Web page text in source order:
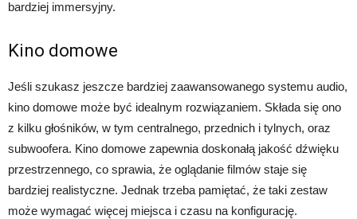
bardziej immersyjny.
Kino domowe
Jeśli szukasz jeszcze bardziej zaawansowanego systemu audio,
kino domowe może być idealnym rozwiązaniem. Składa się ono
z kilku głośników, w tym centralnego, przednich i tylnych, oraz
subwoofera. Kino domowe zapewnia doskonałą jakość dźwięku
przestrzennego, co sprawia, że oglądanie filmów staje się
bardziej realistyczne. Jednak trzeba pamiętać, że taki zestaw
może wymagać więcej miejsca i czasu na konfigurację.